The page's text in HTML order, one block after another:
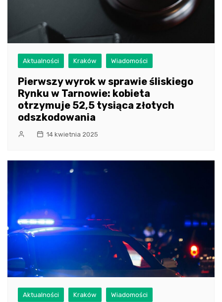
Aktualności Kraków Wiadomości
Pierwszy wyrok w sprawie śliskiego
Rynku w Tarnowie: kobieta
otrzymuje 52,5 tysiąca złotych
odszkodowania
14 kwietnia 2025
Aktualności Kraków Wiadomości